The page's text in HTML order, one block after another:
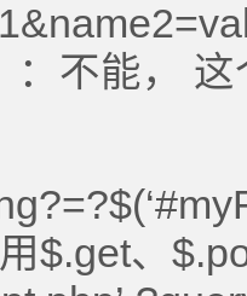
：不能，
$.get、